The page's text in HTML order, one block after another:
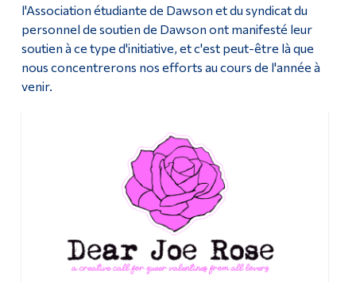
l'Association étudiante de Dawson et du syndicat du
personnel de soutien de Dawson ont manifesté leur
soutien à ce type d'initiative, et c'est peut-être là que
nous concentrerons nos efforts au cours de l'année à
venir.